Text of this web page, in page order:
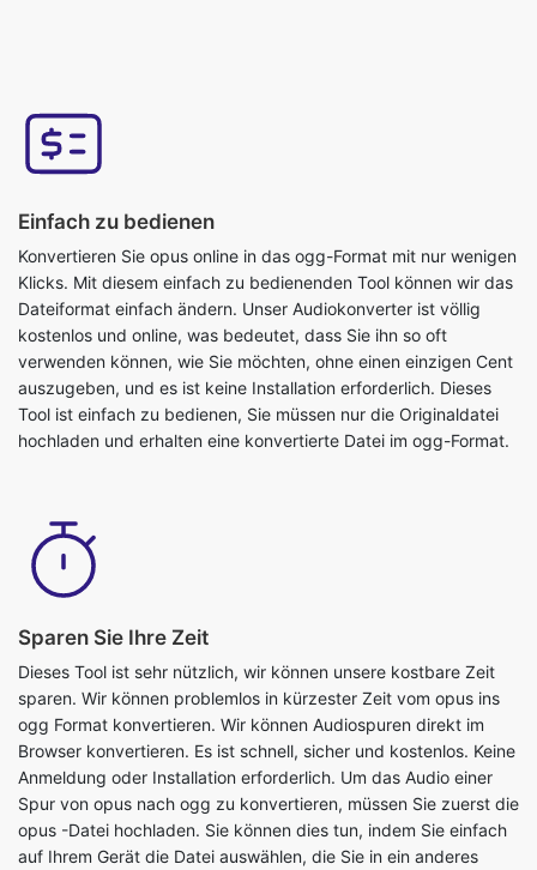
Einfach zu bedienen
Klicks. Mit diesem einfach zu bedienenden Tool können wir das
kostenlos und online, was bedeutet, dass Sie ihn so oft
verwenden können, wie Sie möchten, ohne einen einzigen Cent
auszugeben, und es ist keine Installation erforderlich. Dieses
Tool ist einfach zu bedienen, Sie müssen nur die Originaldatei
hochladen und erhalten eine konvertierte Datei im ogg-Format.
Sparen Sie Ihre Zeit
sparen. Wir können problemlos in kürzester Zeit vom opus ins
Browser konvertieren. Es ist schnell, sicher und kostenlos. Keine
Anmeldung oder Installation erforderlich. Um das Audio einer
Spur von opus nach ogg zu konvertieren, müssen Sie zuerst die
opus -Datei hochladen. Sie können dies tun, indem Sie einfach
auf Ihrem Gerät die Datei auswählen, die Sie in ein anderes
Format konvertieren möchten, und Sie werden sofort in die
Datei im ogg -Format konvertiert.